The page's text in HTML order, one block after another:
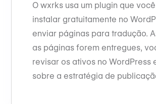
O wxrks usa um plugin que
instalar gratuitamente no
enviar páginas para tradução.
as páginas forem entregues,
revisar os ativos no WordPress
sobre a estratégia de